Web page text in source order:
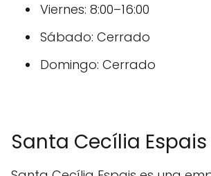
Viernes: 8:00–16:00
Sábado: Cerrado
Domingo: Cerrado
Santa Cecília Espais